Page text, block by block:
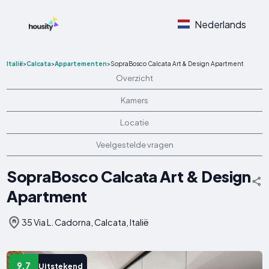
Nederlands
Italië>Calcata>Appartementen>SopraBosco Calcata Art & Design Apartment
Overzicht
Kamers
Locatie
Veelgestelde vragen
SopraBosco Calcata Art & Design
Apartment
35 Via L. Cadorna, Calcata, Italië
9.7 Uitstekend